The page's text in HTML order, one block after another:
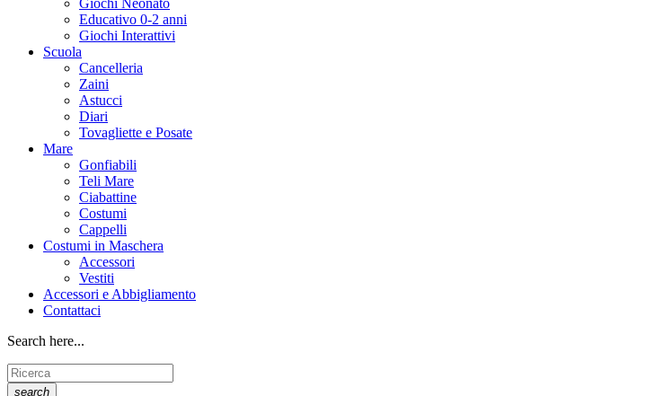
Giochi Neonato
Educativo 0-2 anni
Giochi Interattivi
Scuola
Cancelleria
Zaini
Astucci
Diari
Tovagliette e Posate
Mare
Gonfiabili
Teli Mare
Ciabattine
Costumi
Cappelli
Costumi in Maschera
Accessori
Vestiti
Accessori e Abbigliamento
Contattaci
Search here...
search